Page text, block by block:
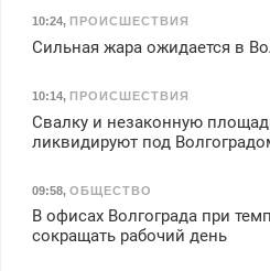
10:24, ПРОИСШЕСТВИЯ
Сильная жара ожидается в
10:14, ПРОИСШЕСТВИЯ
Свалку и незаконную
ликвидируют под
09:58, ОБЩЕСТВО
В офисах Волгограда при
сокращать рабочий день